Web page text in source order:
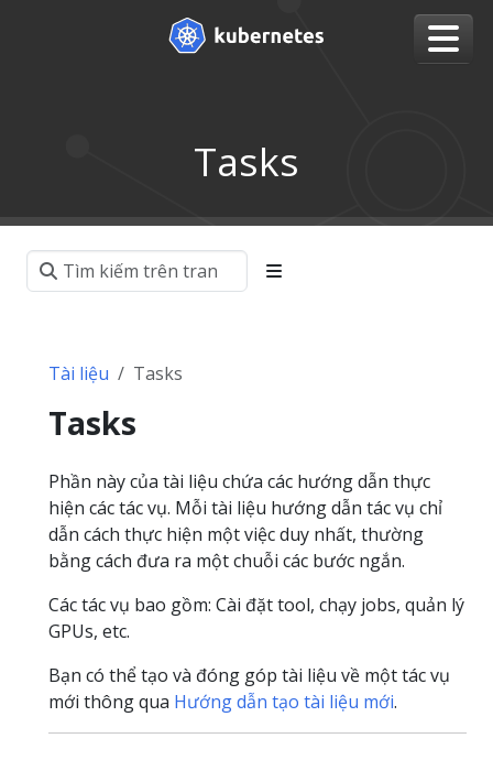
Tasks
Tài liệu Tasks
Tasks
Phần này của tài liệu chứa các hướng dẫn thực
hiện các tác vụ. Mỗi tài liệu hướng dẫn tác vụ chỉ
dẫn cách thực hiện một việc duy nhất, thường
bằng cách đưa ra một chuỗi các bước ngắn.
Các tác vụ bao gồm: Cài đặt tool, chạy jobs, quản lý
GPUs, etc.
Bạn có thể tạo và đóng góp tài liệu về một tác vụ
mới thông qua Hướng dẫn tạo tài liệu mới.